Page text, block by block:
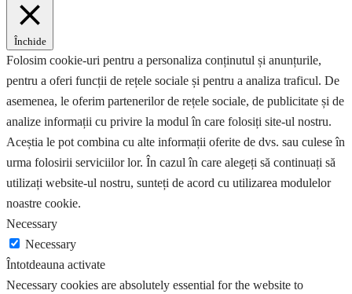
Închide
Folosim cookie-uri pentru a personaliza conținutul și anunțurile,
pentru a oferi funcții de rețele sociale și pentru a analiza traficul. De
asemenea, le oferim partenerilor de rețele sociale, de publicitate și de
analize informații cu privire la modul în care folosiți site-ul nostru.
Aceștia le pot combina cu alte informații oferite de dvs. sau culese în
urma folosirii serviciilor lor. În cazul în care alegeți să continuați să
utilizați website-ul nostru, sunteți de acord cu utilizarea modulelor
noastre cookie.
Necessary
Necessary
Întotdeauna activate
Necessary cookies are absolutely essential for the website to